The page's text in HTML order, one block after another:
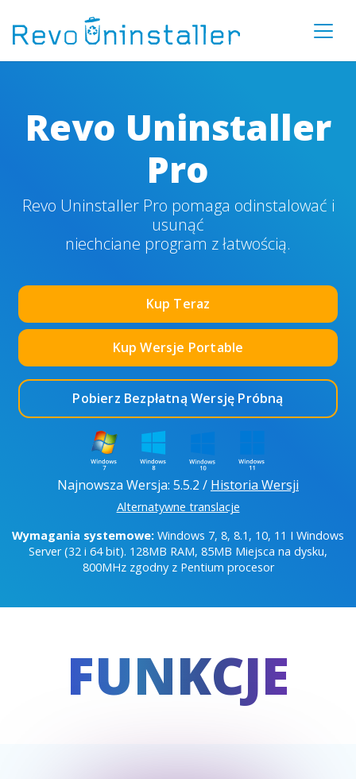
Revo Uninstaller
Pro
Revo Uninstaller Pro pomaga odinstalować i
usunąć
niechciane program z łatwością.
Kup Teraz
Kup Wersje Portable
Pobierz Bezpłatną Wersję Próbną
Najnowsza Wersja: 5.5.2 / Historia Wersji
Alternatywne translacje
Wymagania systemowe: Windows 7, 8, 8.1, 10, 11 I Windows
Server (32 i 64 bit). 128MB RAM, 85MB Miejsca na dysku,
800MHz zgodny z Pentium procesor
FUNKCJE